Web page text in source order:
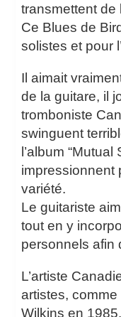
transmettent de
Ce Blues de
solistes et pour
Il aimait
de la guitare, il
tromboniste
swinguent
l’album
impressionnent
variété.
Le guitariste
tout en y
personnels afin
L’artiste
artistes,
Wilkins en